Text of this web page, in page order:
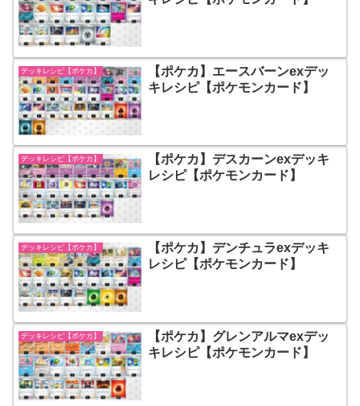
デッキレシピ【ポケカ】
【ポケカ】エースバーンexデッ
キレシピ【ポケモンカード】
デッキレシピ【ポケカ】
【ポケカ】デスカーンexデッキ
レシピ【ポケモンカード】
デッキレシピ【ポケカ】
【ポケカ】デンチュラexデッキ
レシピ【ポケモンカード】
デッキレシピ【ポケカ】
【ポケカ】グレンアルマexデッ
キレシピ【ポケモンカード】